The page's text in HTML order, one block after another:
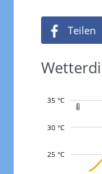
Teilen

25 °C
30 °C
35 °C